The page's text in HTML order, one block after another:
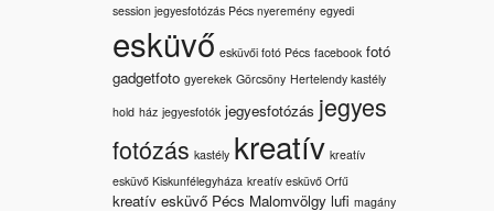
session jegyesfotózás Pécs nyeremény egyedi
esküvő esküvői fotó Pécs facebook fotó
gadgetfoto gyerekek Görcsöny Hertelendy kastély
hold ház jegyesfotók jegyesfotózás jegyes
fotózás kastély kreatív kreatív
esküvő Kiskunfélegyháza kreatív esküvő Orfű
kreatív esküvő Pécs Malomvölgy lufi magány